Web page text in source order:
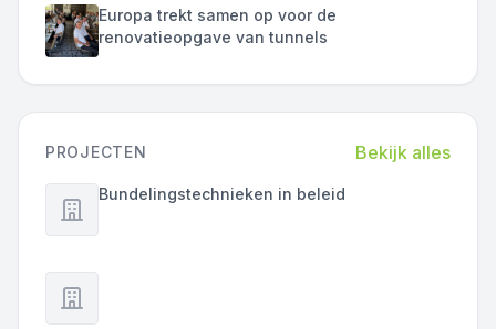
Europa trekt samen op voor de
renovatieopgave van tunnels
PROJECTEN Bekijk alles
Bundelingstechnieken in beleid